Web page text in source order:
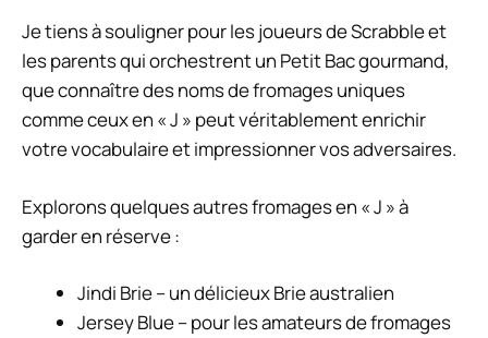
Je tiens à souligner pour les joueurs de Scrabble et
les parents qui orchestrent un Petit Bac gourmand,
que connaître des noms de fromages uniques
comme ceux en « J » peut véritablement enrichir
votre vocabulaire et impressionner vos adversaires.
Explorons quelques autres fromages en « J » à
garder en réserve :
Jindi Brie – un délicieux Brie australien
Jersey Blue – pour les amateurs de fromages